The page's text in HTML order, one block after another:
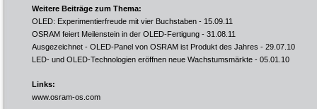
Weitere Beiträge zum Thema:
OLED: Experimentierfreude mit vier Buchstaben - 15.09.11
OSRAM feiert Meilenstein in der OLED-Fertigung - 31.08.11
Ausgezeichnet - OLED-Panel von OSRAM ist Produkt des Jahres - 29.07.10
LED- und OLED-Technologien eröffnen neue Wachstumsmärkte - 05.01.10
Links:
www.osram-os.com